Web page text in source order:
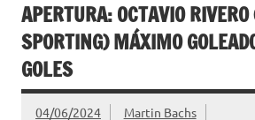
APERTURA: OCTAVIO RIVERO
SPORTING) MÁXIMO
GOLES
04/06/2024 Martin Bachs